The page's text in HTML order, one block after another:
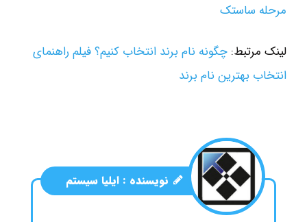
مرحله ساستک
لینک مرتبط: چگونه نام برند انتخاب کنیم؟ فیلم راهنمای
انتخاب بهترین نام برند
نویسنده : ایلیا سیستم